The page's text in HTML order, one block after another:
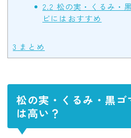
2.2 松の実・くるみ・
ビにはおすすめ
3 まとめ
松の実・くるみ・黒ゴ
は高い？